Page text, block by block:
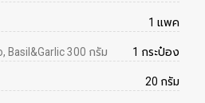
1 แพค
Basil&Garlic 300 กรัม 1 กระป๋อง
20 กรัม